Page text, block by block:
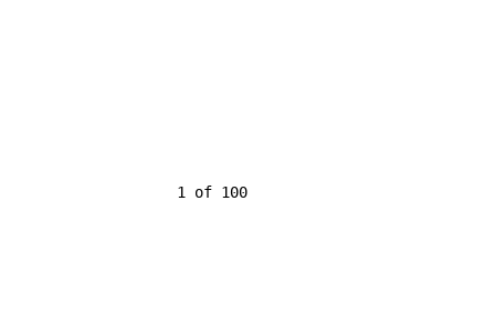
                    1 of 100